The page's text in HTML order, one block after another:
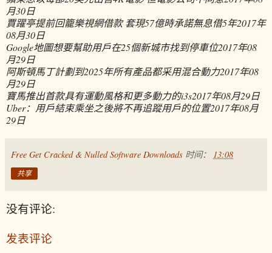
月30日
賈躍亭提前回籠樂視網借款 套現57億時承諾無息借5年2017年
08月30日
Google地圖想要幫助用戶在25個新城市找到停車位2017年08
月29日
阿斯頓馬丁計劃到2025年所有產品都采用混合動力2017年08
月29日
寶馬推出首款具有運動風格和更多動力的i3s2017年08月29日
Uber：用戶結束乘坐之後將不再追蹤用戶的位置2017年08月
29日
Free Get Cracked & Nulled Software Downloads 时间： 13:08
共享
没有评论:
发表评论